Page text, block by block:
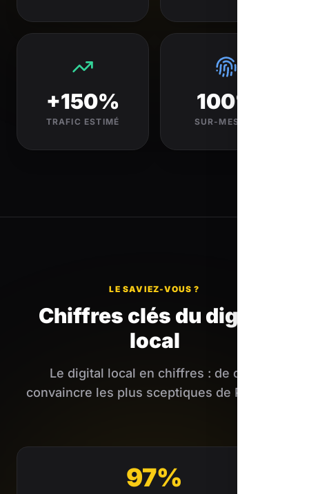
+150%
TRAFIC ESTIMÉ
100%
SUR-MESURE
LE SAVIEZ-VOUS ?
Chiffres clés du digital
local
Le digital local en chiffres : de quoi
convaincre les plus sceptiques de Peynier.
97%